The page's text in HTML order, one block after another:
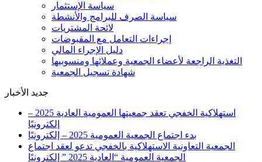
سياسة الإستثمار
سياسة الصرف للبرامج والأنشطة
لائحة المشتريات
إجراءات التعامل مع المقبوضات
دليل الإجراء المالي
التغذية الراجعة لأعضاء الجمعية وعملائها ومنسوبيها
شهادة تسجيل الجمعية
جديد الأخبار
استهلاكية الخفجي تعقد جمعيتها العمومية العادية 2025 –
إلكترونيًا
بدء اجتماع الجمعية العمومية 2025 – إلكترونيًا
الجمعية التعاونية الاستهلاكية بالخفجي تدعو لعقد اجتماع
الجمعية العمومية “العادية 2025 ” إلكترونيًا